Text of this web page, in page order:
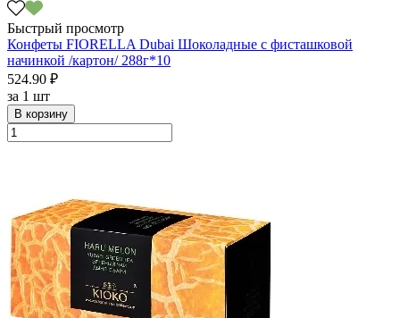
Быстрый просмотр
Конфеты FIORELLA Dubai Шоколадные с фисташковой
начинкой /картон/ 288г*10
524.90 ₽
за 1 шт
В корзину